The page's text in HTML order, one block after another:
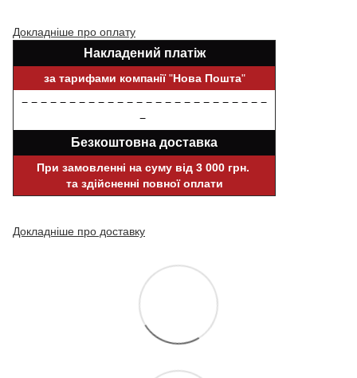
Докладніше про оплату
Накладений платіж
за тарифами компанії"Нова Пошта"
− − − − − − − − − − − − − − − − − − − − − − − − − −
−
Безкоштовна доставка
При замовленні на суму від 3 000 грн.
та здійсненні повної оплати
Докладніше про доставку